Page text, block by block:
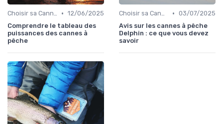
Choisir sa Canne et son Équipement • 12/06/2025
Comprendre le tableau des
puissances des cannes à
pêche
Choisir sa Canne et son Équipement • 03/07/2025
Avis sur les cannes à pêche
Delphin : ce que vous devez
savoir